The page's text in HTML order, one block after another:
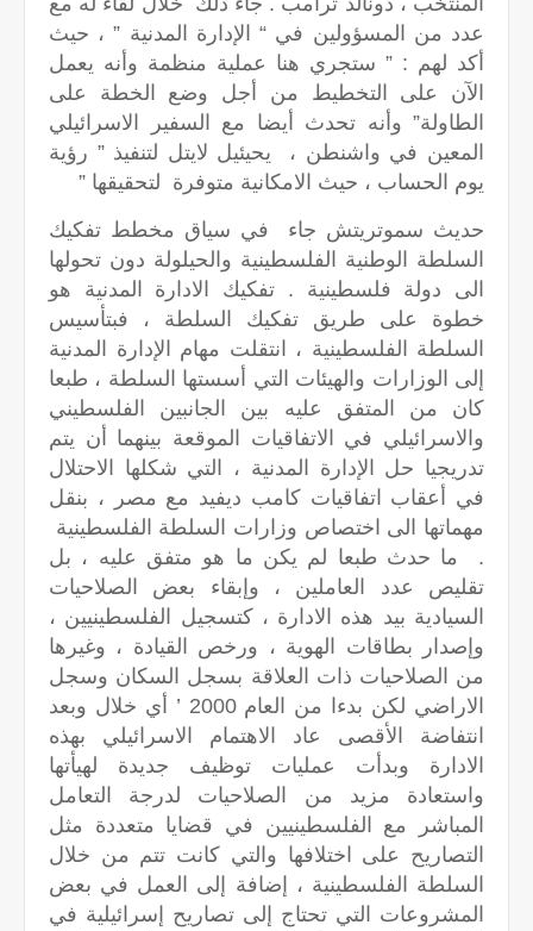
عدد من المسؤولين في “ الإدارة المدنية ” ، حيث
أكد لهم : ” ستجري هنا عملية منظمة وأنه يعمل
الآن على التخطيط من أجل وضع الخطة على
الطاولة” وأنه تحدث أيضا مع السفير الاسرائيلي
المعين في واشنطن ، يحيئيل لايتل لتنفيذ ” رؤية
يوم الحساب ، حيث الامكانية متوفرة لتحقيقها ”
حديث سموتريتش جاء في سياق مخطط تفكيك
السلطة الوطنية الفلسطينية والحيلولة دون تحولها
الى دولة فلسطينية . تفكيك الادارة المدنية هو
خطوة على طريق تفكيك السلطة ، فبتأسيس
السلطة الفلسطينية ، انتقلت مهام الإدارة المدنية
إلى الوزارات والهيئات التي أسستها السلطة ، طبعا
كان من المتفق عليه بين الجانبين الفلسطيني
والاسرائيلي في الاتفاقيات الموقعة بينهما أن يتم
تدريجيا حل الإدارة المدنية ، التي شكلها الاحتلال
في أعقاب اتفاقيات كامب ديفيد مع مصر ، بنقل
مهماتها الى اختصاص وزارات السلطة الفلسطينية
. ما حدث طبعا لم يكن ما هو متفق عليه ، بل
تقليص عدد العاملين ، وإبقاء بعض الصلاحيات
السيادية بيد هذه الادارة ، كتسجيل الفلسطينيين ،
وإصدار بطاقات الهوية ، ورخص القيادة ، وغيرها
من الصلاحيات ذات العلاقة بسجل السكان وسجل
الاراضي لكن بدءا من العام 2000 ’ أي خلال وبعد
انتفاضة الأقصى عاد الاهتمام الاسرائيلي بهذه
الادارة وبدأت عمليات توظيف جديدة لهيأتها
واستعادة مزيد من الصلاحيات لدرجة التعامل
المباشر مع الفلسطينيين في قضايا متعددة مثل
التصاريح على اختلافها والتي كانت تتم من خلال
السلطة الفلسطينية ، إضافة إلى العمل في بعض
المشروعات التي تحتاج إلى تصاريح إسرائيلية في